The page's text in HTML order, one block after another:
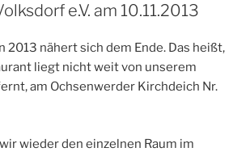
e.V. am 10.11.2013
2013 nähert sich dem Ende. Das heißt,
liegt nicht weit von unserem
am Ochsenwerder Kirchdeich Nr.
wieder den einzelnen Raum im